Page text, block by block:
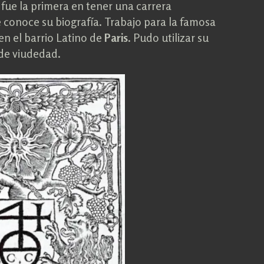
la primera en tener una carrera
su biografía. Trabajo para la famosa
el barrio Latino de Paris. Pudo utilizar su
viudedad.